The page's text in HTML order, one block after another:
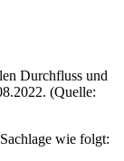
Durchfluss und
(Quelle:
wie folgt: